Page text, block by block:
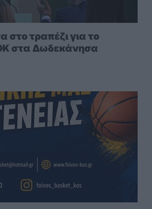
τραπέζι για το
στα Δωδεκάνησα